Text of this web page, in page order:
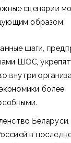
сценарии
образом:
шаги,
ШОС, укрепят
внутри
более
в